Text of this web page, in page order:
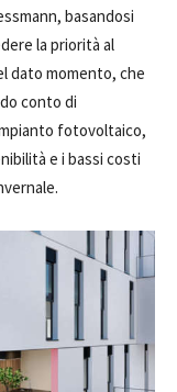
basandosi
la priorità al
dato momento, che
conto di
fotovoltai­co,
e i bassi costi